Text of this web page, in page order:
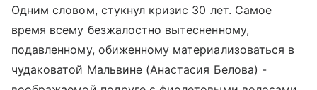
Одним словом, стукнул кризис 30 лет. Самое
время всему безжалостно вытесненному,
подавленному, обиженному материализоваться в
чудаковатой Мальвине (Анастасия Белова) -